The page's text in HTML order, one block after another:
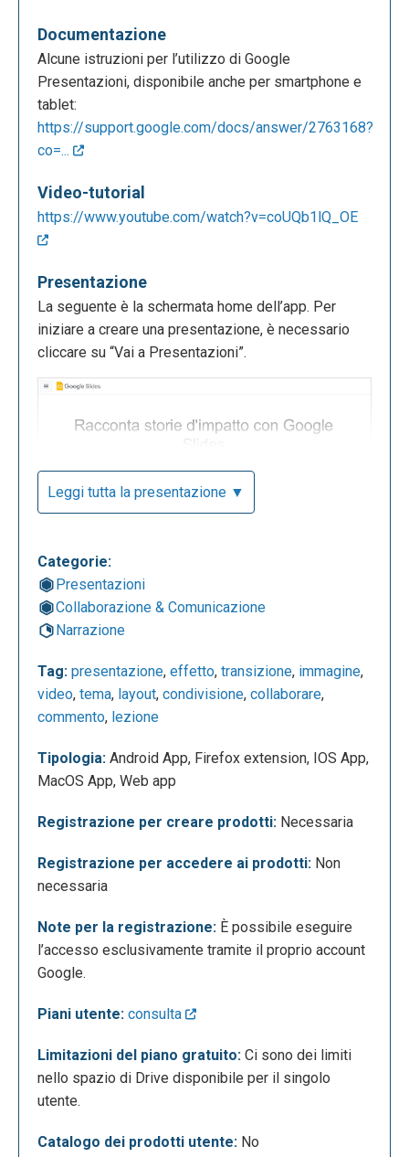
Documentazione
Alcune istruzioni per l’utilizzo di Google
Presentazioni, disponibile anche per smartphone e
tablet:
https://support.google.com/docs/answer/2763168?
co=...
Video-tutorial
https://www.youtube.com/watch?v=coUQb1lQ_OE
Presentazione
La seguente è la schermata home dell’app. Per
iniziare a creare una presentazione, è necessario
cliccare su “Vai a Presentazioni”.
dove è possibile creare una nuova presentazione,
partendo da zero o utilizzando i modelli a
disposizione, e visionare i progetti già creati.
possibile inserire un qualsiasi elemento (testi,
immagini, video, audio). Cliccando su
mentre l’icona gialla posta in alto a sinistra consente
di tornare alla Home di Presentazioni, dove sono
custoditi tutti i lavori precedentemente creati.
impostazioni della pagina, ad esempio stampando
le slide o inserendo immagini, tabelle e grafici. La
sottostante barra degli strumenti permette invece di
slide, come colore, dimensione, font ed
possibile visualizzare e scegliere i temi predefiniti
da attribuire alla presentazione, mentre nella
colonna di destra si possono visualizzare le varie
Leggi tutta la presentazione ▼
Categorie:
Presentazioni
Collaborazione & Comunicazione
Narrazione
Tag: presentazione, effetto, transizione, immagine,
video, tema, layout, condivisione, collaborare,
commento, lezione
Tipologia: Android App, Firefox extension, IOS App,
MacOS App, Web app
Registrazione per creare prodotti: Necessaria
Registrazione per accedere ai prodotti: Non
necessaria
Note per la registrazione: È possibile eseguire
l’accesso esclusivamente tramite il proprio account
Google.
Piani utente: consulta
Limitazioni del piano gratuito: Ci sono dei limiti
nello spazio di Drive disponibile per il singolo
utente.
Catalogo dei prodotti utente: No